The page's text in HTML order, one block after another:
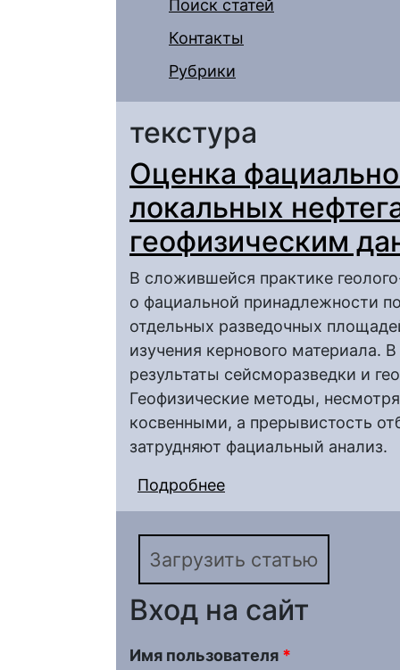
Поиск статей
Контакты
Рубрики
текстура
Оценка
локальных
геофизическим
В сложившейся практике
о фациальной принадлежности
отдельных разведочных
изучения кернового материала.
результаты сейсморазведки и
Геофизические методы,
косвенными, а прерывистость
затрудняют фациальный анализ.
Подробнее
нефтегазоносных
Загрузить статью
Вход на сайт
Имя пользователя *